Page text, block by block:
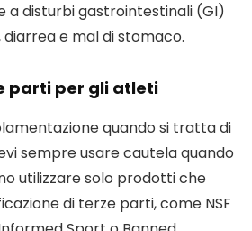
disturbi gastrointestinali (GI)
e mal di stomaco.
parti per gli atleti
quando si tratta di
sempre usare cautela quando
utilizzare solo prodotti che
di terze parti, come NSF